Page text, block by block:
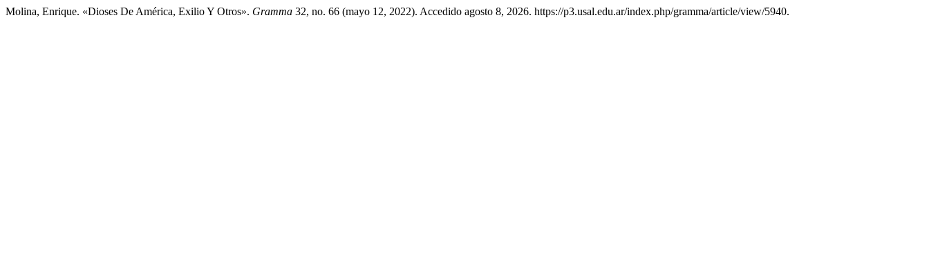
Molina, Enrique. «Dioses De América, Exilio Y Otros». Gramma 32, no. 66 (mayo 12, 2022). Accedido agosto 8, 2026. https://p3.usal.edu.ar/index.php/gramma/article/view/5940.